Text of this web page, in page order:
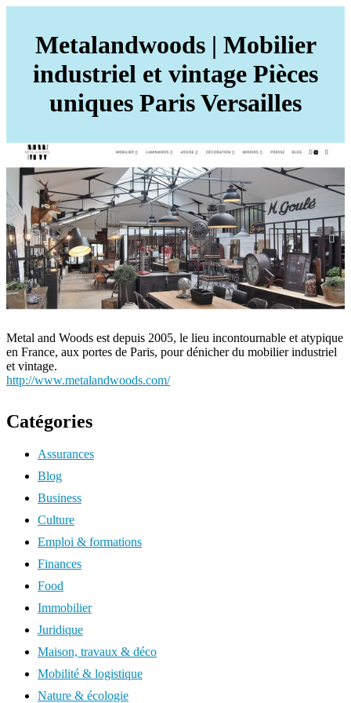
Meta­landwoods | Mobilier
industriel et vintage Pièces
uniques Paris Versailles
Metal and Woods est depuis 2005, le lieu incontournable et atypique
en France, aux portes de Paris, pour dénicher du mobilier industriel
et vintage.
http://www.metalandwoods.com/
Catégories
Assurances
Blog
Business
Culture
Emploi & formations
Finances
Food
Immobilier
Juridique
Maison, travaux & déco
Mobilité & logistique
Nature & écologie